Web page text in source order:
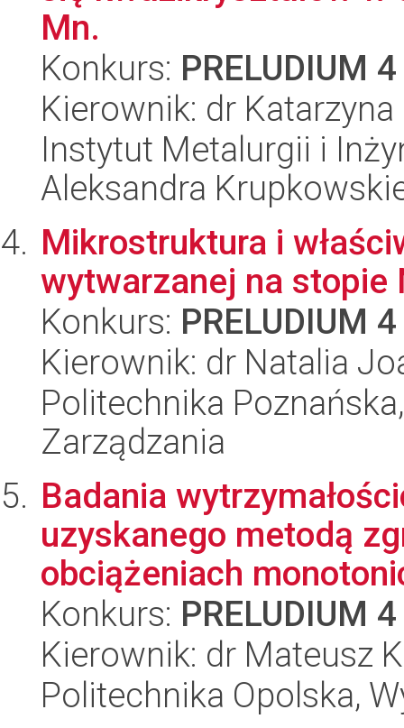
Mn.
Konkurs: PRELUDIUM 4
Kierownik: dr
Instytut Metalurgii i
Aleksandra
Mikrostruktura i
wytwarzanej na stopie
Konkurs: PRELUDIUM 4
Kierownik: dr Natalia
Politechnika
Zarządzania
Badania
uzyskanego metodą
obciążeniach
Konkurs: PRELUDIUM 4
Kierownik: dr Mateusz
Politechnika Opolska,